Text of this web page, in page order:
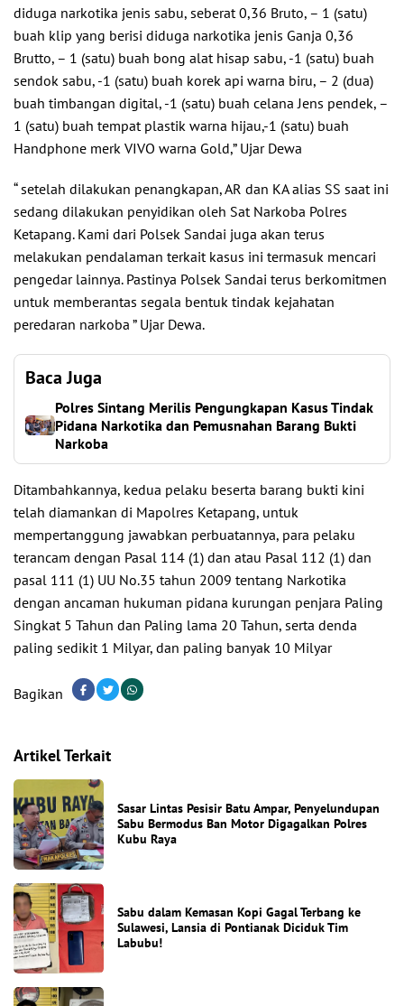
diduga narkotika jenis sabu, seberat 0,36 Bruto, – 1 (satu)
buah klip yang berisi diduga narkotika jenis Ganja 0,36
Brutto, – 1 (satu) buah bong alat hisap sabu, -1 (satu) buah
sendok sabu, -1 (satu) buah korek api warna biru, – 2 (dua)
buah timbangan digital, -1 (satu) buah celana Jens pendek, –
1 (satu) buah tempat plastik warna hijau,-1 (satu) buah
Handphone merk VIVO warna Gold,” Ujar Dewa
“ setelah dilakukan penangkapan, AR dan KA alias SS saat ini
sedang dilakukan penyidikan oleh Sat Narkoba Polres
Ketapang. Kami dari Polsek Sandai juga akan terus
melakukan pendalaman terkait kasus ini termasuk mencari
pengedar lainnya. Pastinya Polsek Sandai terus berkomitmen
untuk memberantas segala bentuk tindak kejahatan
peredaran narkoba ” Ujar Dewa.
Baca Juga
Polres Sintang Merilis Pengungkapan Kasus Tindak
Pidana Narkotika dan Pemusnahan Barang Bukti
Narkoba
Ditambahkannya, kedua pelaku beserta barang bukti kini
telah diamankan di Mapolres Ketapang, untuk
mempertanggung jawabkan perbuatannya, para pelaku
terancam dengan Pasal 114 (1) dan atau Pasal 112 (1) dan
pasal 111 (1) UU No.35 tahun 2009 tentang Narkotika
dengan ancaman hukuman pidana kurungan penjara Paling
Singkat 5 Tahun dan Paling lama 20 Tahun, serta denda
paling sedikit 1 Milyar, dan paling banyak 10 Milyar
Bagikan
Artikel Terkait
Sasar Lintas Pesisir Batu Ampar, Penyelundupan
Sabu Bermodus Ban Motor Digagalkan Polres
Kubu Raya
Sabu dalam Kemasan Kopi Gagal Terbang ke
Sulawesi, Lansia di Pontianak Diciduk Tim
Labubu!